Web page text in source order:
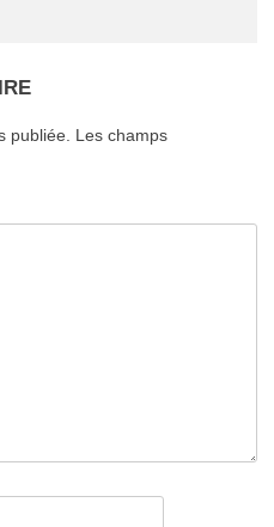
publiée.
Les champs